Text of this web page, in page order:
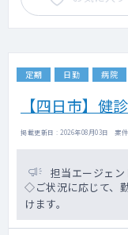
定期 日勤 病院
【四日市】健
掲載更新日 : 2026年08月03日 案
担当エージェン
◇ご状況に応じて、
けます。